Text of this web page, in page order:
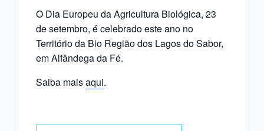
O Dia Europeu da Agricultura Biológica, 23
de setembro, é celebrado este ano no
Território da Bio Região dos Lagos do Sabor,
em Alfândega da Fé.
Saiba maisaqui.